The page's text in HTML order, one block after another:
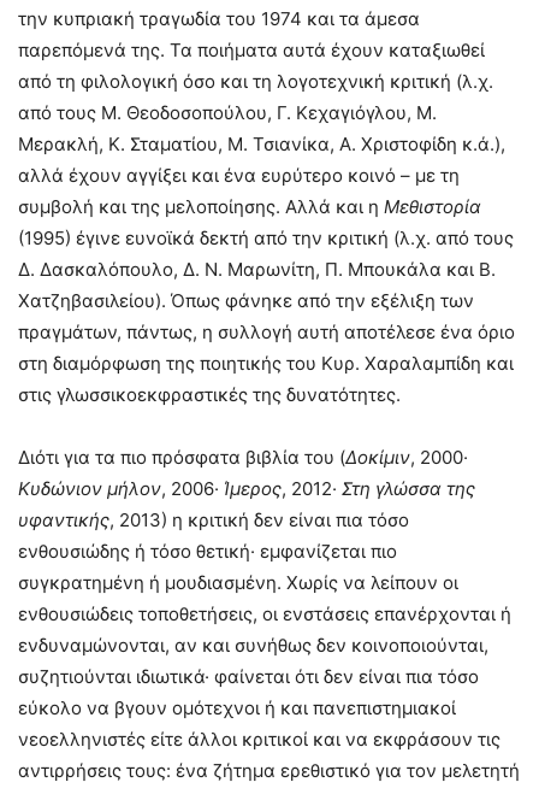
την κυπριακή τραγωδία του 1974 και τα άμεσα
παρεπόμενά της. Τα ποιήματα αυτά έχουν καταξιωθεί
από τη φιλολογική όσο και τη λογοτεχνική κριτική (λ.χ.
από τους Μ. Θεοδοσοπούλου, Γ. Κεχαγιόγλου, Μ.
Μερακλή, Κ. Σταματίου, Μ. Τσιανίκα, Α. Χριστοφίδη κ.ά.),
αλλά έχουν αγγίξει και ένα ευρύτερο κοινό – με τη
συμβολή και της μελοποίησης. Αλλά και η Μεθιστορία
(1995) έγινε ευνοϊκά δεκτή από την κριτική (λ.χ. από τους
Δ. Δασκαλόπουλο, Δ. Ν. Μαρωνίτη, Π. Μπουκάλα και Β.
Χατζηβασιλείου). Όπως φάνηκε από την εξέλιξη των
πραγμάτων, πάντως, η συλλογή αυτή αποτέλεσε ένα όριο
στη διαμόρφωση της ποιητικής του Κυρ. Χαραλαμπίδη και
στις γλωσσικοεκφραστικές της δυνατότητες.
Διότι για τα πιο πρόσφατα βιβλία του (Δοκίμιν, 2000·
Κυδώνιον μήλον, 2006· Ίμερος, 2012· Στη γλώσσα της
υφαντικής, 2013) η κριτική δεν είναι πια τόσο
ενθουσιώδης ή τόσο θετική· εμφανίζεται πιο
συγκρατημένη ή μουδιασμένη. Χωρίς να λείπουν οι
ενθουσιώδεις τοποθετήσεις, οι ενστάσεις επανέρχονται ή
ενδυναμώνονται, αν και συνήθως δεν κοινοποιούνται,
συζητιούνται ιδιωτικά· φαίνεται ότι δεν είναι πια τόσο
εύκολο να βγουν ομότεχνοι ή και πανεπιστημιακοί
νεοελληνιστές είτε άλλοι κριτικοί και να εκφράσουν τις
αντιρρήσεις τους: ένα ζήτημα ερεθιστικό για τον μελετητή